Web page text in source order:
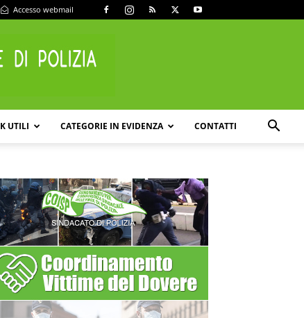
Accesso webmail
UTILI CATEGORIE IN EVIDENZA CONTATTI